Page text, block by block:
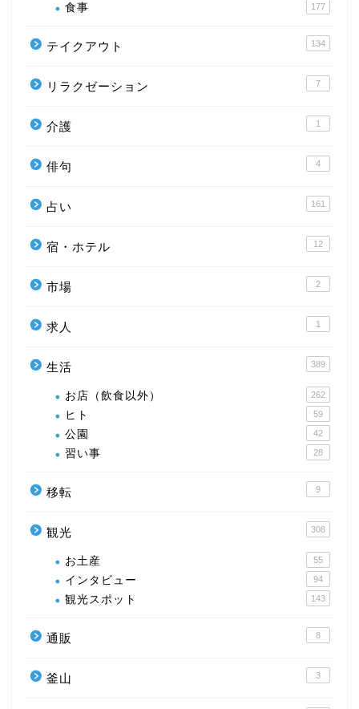
食事 177
テイクアウト 134
リラクゼーション 7
介護 1
俳句 4
占い 161
宿・ホテル 12
市場 2
求人 1
生活 389
お店（飲食以外） 262
ヒト 59
公園 42
習い事 28
移転 9
観光 308
お土産 55
インタビュー 94
観光スポット 143
通販 8
釜山 3